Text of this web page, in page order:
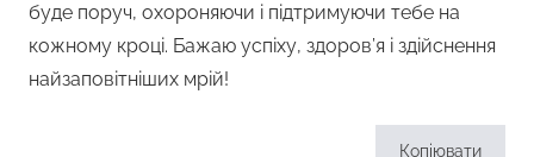
буде поруч, охороняючи і підтримуючи тебе на
кожному кроці. Бажаю успіху, здоров’я і здійснення
найзаповітніших мрій!
Копіювати